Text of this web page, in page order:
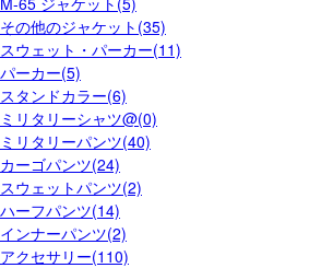
その他のジャケット(35)
スウェット・パーカー(11)
パーカー(5)
スタンドカラー(6)
ミリタリーシャツ@(0)
ミリタリーパンツ(40)
カーゴパンツ(24)
スウェットパンツ(2)
ハーフパンツ(14)
インナーパンツ(2)
アクセサリー(110)